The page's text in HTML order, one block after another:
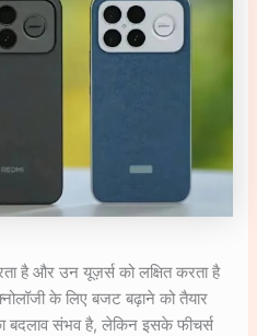
है और उन यूज़र्स को लक्षित करता है
के लिए बजट बढ़ाने को तैयार
बदलाव संभव है, लेकिन इसके फीचर्स